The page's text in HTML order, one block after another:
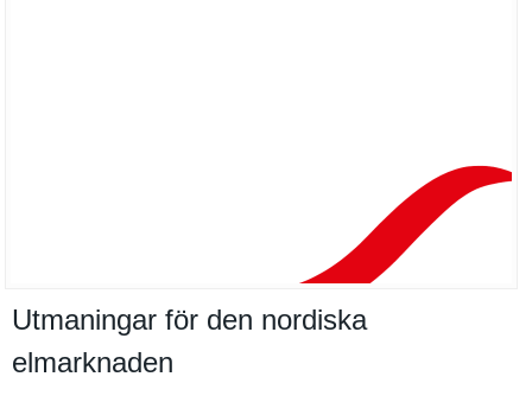
Utmaningar för den nordiska
elmarknaden